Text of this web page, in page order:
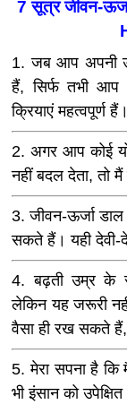
7 सूत्र जीवन-
1. जब आप अपनी
हैं, सिर्फ तभी आप
क्रियाएं महत्वपूर्ण हैं।
2. अगर आप कोई
नहीं बदल देता, तो
3. जीवन-ऊर्जा
सकते हैं। यही देवी-
4. बढ़ती उम्र के
लेकिन यह जरूरी
वैसा ही रख सकते
5. मेरा सपना है कि
भी इंसान को